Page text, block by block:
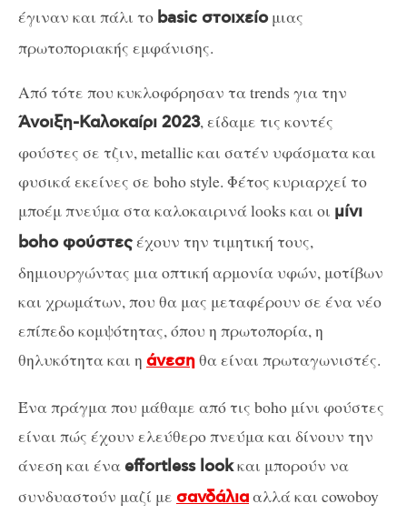
έγιναν και πάλι το basic στοιχείομιας
πρωτοπoριακής εμφάνισης.
Από τότε που κυκλοφόρησαν τα trends για την
Άνοιξη-Καλοκαίρι 2023, είδαμε τις κοντές
φούστες σε τζιν, metallic και σατέν υφάσματα και
φυσικά εκείνες σε boho style. Φέτος κυριαρχεί το
μποέμ πνεύμα στα καλοκαιρινά looks και οι μίνι
boho φούστεςέχουν την τιμητική τους,
δημιουργώντας μια οπτική αρμονία υφών, μοτίβων
και χρωμάτων, που θα μας μεταφέρουν σε ένα νέο
επίπεδο κομψότητας, όπου η πρωτοπορία, η
θηλυκότητα και η άνεσηθα είναι πρωταγωνιστές.
Ένα πράγμα που μάθαμε από τις boho μίνι φούστες
είναι πώς έχουν ελεύθερο πνεύμα και δίνουν την
άνεση και έναeffortless lookκαι μπορούν να
συνδυαστούν μαζί με σανδάλιααλλά και cowoboy